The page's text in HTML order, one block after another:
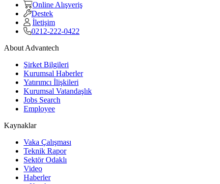
Online Alışveriş
Destek
İletişim
0212-222-0422
About Advantech
Şirket Bilgileri
Kurumsal Haberler
Yatırımcı İlişkileri
Kurumsal Vatandaşlık
Jobs Search
Employee
Kaynaklar
Vaka Çalışması
Teknik Rapor
Sektör Odaklı
Video
Haberler